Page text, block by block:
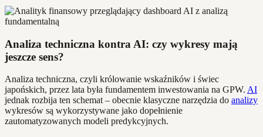
Analiza techniczna kontra AI: czy wykresy mają
jeszcze sens?
Analiza techniczna, czyli królowanie wskaźników i świec
japońskich, przez lata była fundamentem inwestowania na GPW. AI
jednak rozbija ten schemat – obecnie klasyczne narzędzia do analizy
wykresów są wykorzystywane jako dopełnienie
zautomatyzowanych modeli predykcyjnych.